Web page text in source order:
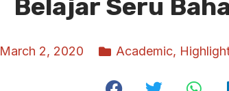
Belajar Seru
March 2, 2020 Academic,